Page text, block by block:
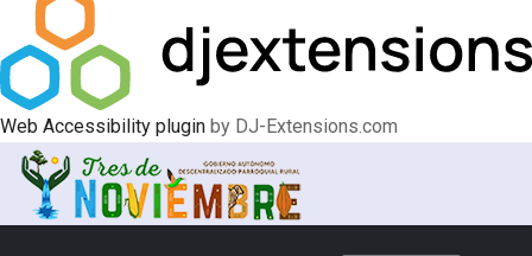
Web Accessibility plugin by DJ-Extensions.com